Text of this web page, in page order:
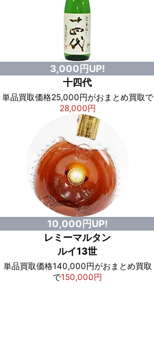
3,000円UP!
十四代
単品買取価格25,000円がおまとめ買取で
28,000円
10,000円UP!
レミーマルタン
ルイ13世
単品買取価格140,000円がおまとめ買取
で150,000円